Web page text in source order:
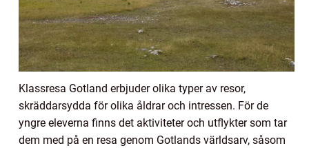
Klassresa Gotland erbjuder olika typer av resor,
skräddarsydda för olika åldrar och intressen. För de
yngre eleverna finns det aktiviteter och utflykter som tar
dem med på en resa genom Gotlands världsarv, såsom